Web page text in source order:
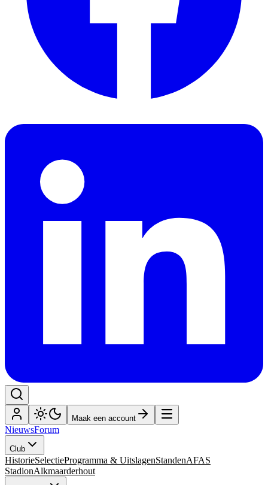
Maak een account
NieuwsForum
Club
HistorieSelectieProgramma & UitslagenStandenAFAS
StadionAlkmaarderhout